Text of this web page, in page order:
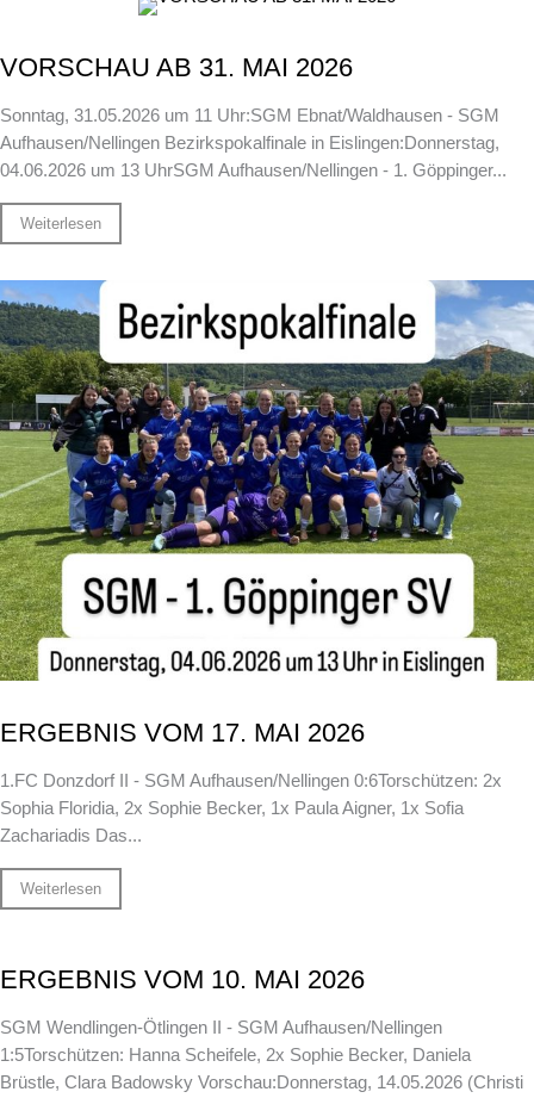
VORSCHAU AB 31. MAI 2026
Sonntag, 31.05.2026 um 11 Uhr:SGM Ebnat/Waldhausen - SGM
Aufhausen/Nellingen Bezirkspokalfinale in Eislingen:Donnerstag,
04.06.2026 um 13 UhrSGM Aufhausen/Nellingen - 1. Göppinger...
Weiterlesen
ERGEBNIS VOM 17. MAI 2026
1.FC Donzdorf II - SGM Aufhausen/Nellingen 0:6Torschützen: 2x
Sophia Floridia, 2x Sophie Becker, 1x Paula Aigner, 1x Sofia
Zachariadis Das...
Weiterlesen
ERGEBNIS VOM 10. MAI 2026
SGM Wendlingen-Ötlingen II - SGM Aufhausen/Nellingen
1:5Torschützen: Hanna Scheifele, 2x Sophie Becker, Daniela
Brüstle, Clara Badowsky Vorschau:Donnerstag, 14.05.2026 (Christi